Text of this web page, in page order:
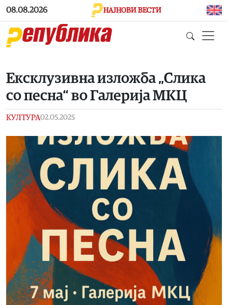
Skip to main content
08.08.2026 НАЈНОВИ ВЕСТИ
Ексклузивна изложба „Слика
со песна“ во Галерија МКЦ
КУЛТУРА02.05.2025